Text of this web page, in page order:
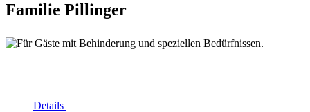
Familie Pillinger
Details